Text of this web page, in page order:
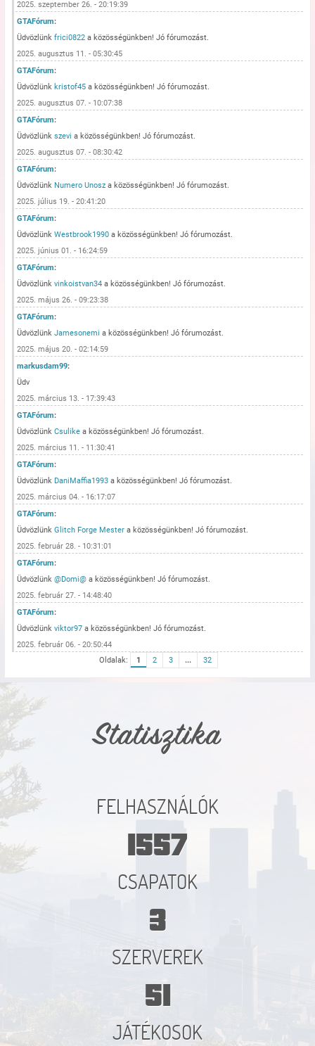
2025. szeptember 26. - 20:19:39
GTAFórum:
Üdvözlünkfrici0822 a közösségünkben! Jó fórumozást.
2025. augusztus 11. - 05:30:45
GTAFórum:
Üdvözlünk kristof45 a közösségünkben! Jó fórumozást.
2025. augusztus 07. - 10:07:38
GTAFórum:
Üdvözlünkszevi a közösségünkben! Jó fórumozást.
2025. augusztus 07. - 08:30:42
GTAFórum:
Üdvözlünk Numero Unosz a közösségünkben! Jó fórumozást.
2025. július 19. - 20:41:20
GTAFórum:
ÜdvözlünkWestbrook1990 a közösségünkben! Jó fórumozást.
2025. június 01. - 16:24:59
GTAFórum:
Üdvözlünkvinkoistvan34 a közösségünkben! Jó fórumozást.
2025. május 26. - 09:23:38
GTAFórum:
ÜdvözlünkJamesonemi a közösségünkben! Jó fórumozást.
2025. május 20. - 02:14:59
markusdam99:
Üdv
2025. március 13. - 17:39:43
GTAFórum:
ÜdvözlünkCsulike a közösségünkben! Jó fórumozást.
2025. március 11. - 11:30:41
GTAFórum:
Üdvözlünk DaniMaffia1993 a közösségünkben! Jó fórumozást.
2025. március 04. - 16:17:07
GTAFórum:
ÜdvözlünkGlitch Forge Mester a közösségünkben! Jó fórumozást.
2025. február 28. - 10:31:01
GTAFórum:
Üdvözlünk@Domi@ a közösségünkben! Jó fórumozást.
2025. február 27. - 14:48:40
GTAFórum:
Üdvözlünkviktor97 a közösségünkben! Jó fórumozást.
2025. február 06. - 20:50:44
Oldalak:
1 2 3 ... 32
Statisztika
FELHASZNÁLÓK
1557
CSAPATOK
3
SZERVEREK
51
JÁTÉKOSOK